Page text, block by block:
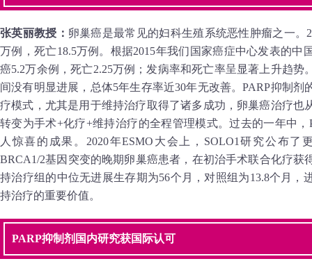
张英丽教授： 卵巢癌是最常见的妇科生殖系统恶性肿瘤之一。
万例，死亡18.5万例。根据2015年我们国家癌症中心发表的中
癌5.2万余例，死亡2.25万例；发病率和死亡率呈显著上升趋势
间没有明显进展，总体5年生存率近30年无改善。PARP抑制
疗模式，尤其是用于维持治疗取得了诸多成功，卵巢癌治疗也
转变为手术+化疗+维持治疗的全程管理模式。过去的一年中
人惊喜的成果。2020年ESMO大会上，SOLO1研究公布
BRCA1/2基因突变的晚期卵巢癌患者，在初治手术联合化疗获
持治疗组的中位无进展生存期为56个月，对照组为13.8个月，
持治疗的重要价值。
PARP抑制剂国内研究获国际认可